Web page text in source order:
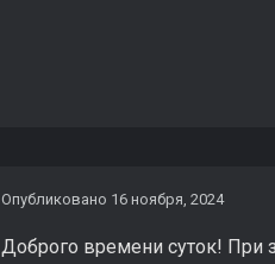
Опубликовано 16 ноября, 2024
Доброго времени суток! При